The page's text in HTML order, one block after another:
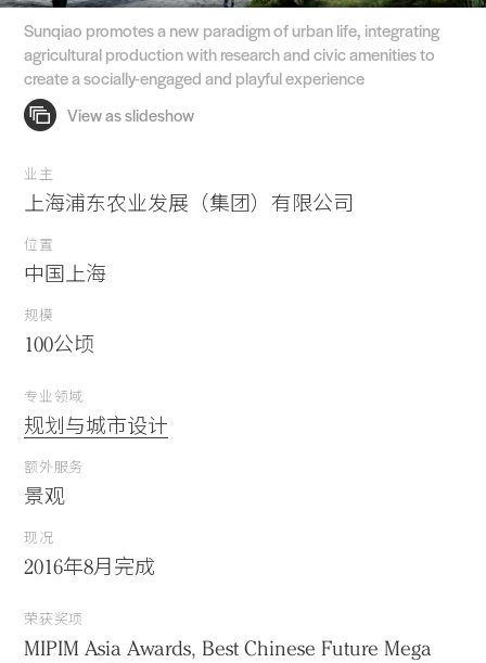
Sunqiao promotes a new paradigm of urban life, integrating
agricultural production with research and civic amenities to
create a socially-engaged and playful experience
业主
上海浦东农业发展（集团）有限公司
位置
中国上海
规模
100公顷
专业领域
规划与城市设计
额外服务
景观
现况
2016年8月完成
荣获奖项
MIPIM Asia Awards, Best Chinese Future Mega